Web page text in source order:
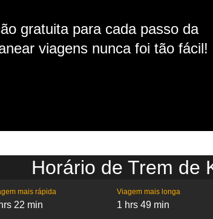
gratuita para cada passo da
viagens nunca foi tão fácil!
Horário de Trem de
mais rápida
22 min
Viagem mais longa
1 hrs 49 min